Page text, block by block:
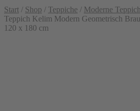
Start / Shop / Teppiche / Moderne
Teppich Kelim Modern Geometrisch
120 x 180 cm